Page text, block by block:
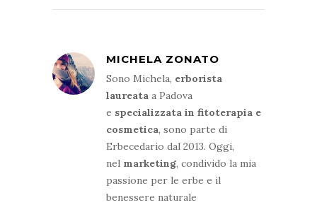
MICHELA ZONATO
Sono Michela, erborista
laureata a Padova
e specializzata in fitoterapia e
cosmetica, sono parte di
Erbecedario dal 2013. Oggi,
nel marketing, condivido la mia
passione per le erbe e il
benessere naturale